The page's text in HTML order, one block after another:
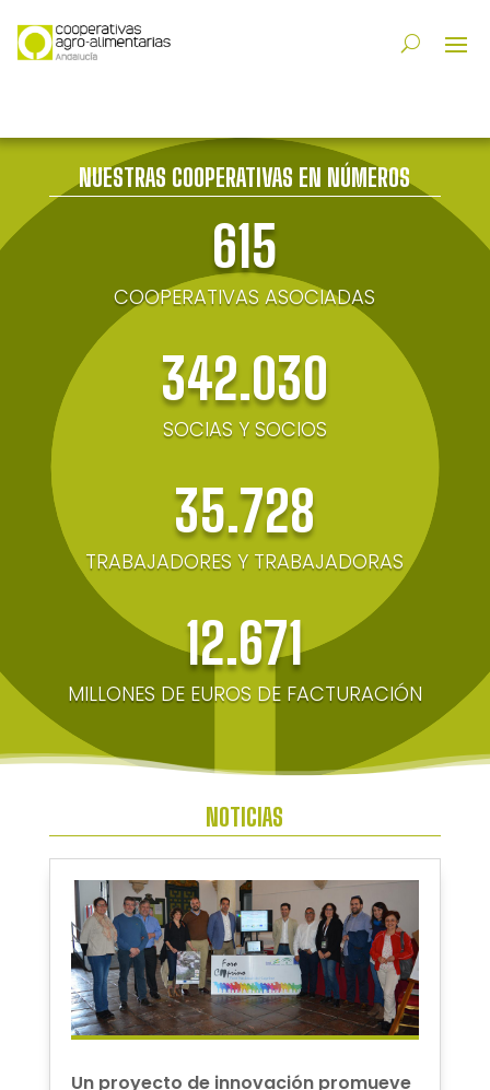
NUESTRAS COOPERATIVAS EN NÚMEROS
615
COOPERATIVAS ASOCIADAS
342.030
SOCIAS Y SOCIOS
35.728
TRABAJADORES Y TRABAJADORAS
12.671
MILLONES DE EUROS DE FACTURACIÓN
NOTICIAS
Un proyecto de innovación promueve